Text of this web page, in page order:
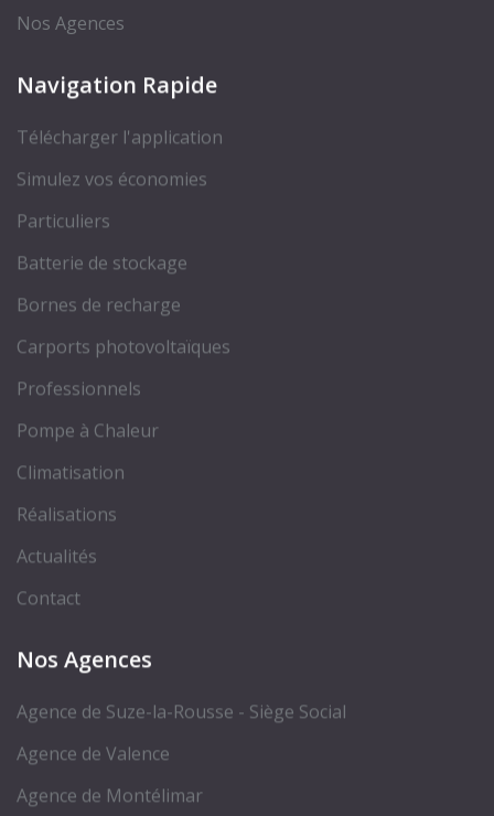
Nos Agences
Navigation Rapide
Télécharger l'application
Simulez vos économies
Particuliers
Batterie de stockage
Bornes de recharge
Carports photovoltaïques
Professionnels
Pompe à Chaleur
Climatisation
Réalisations
Actualités
Contact
Nos Agences
Agence de Suze-la-Rousse - Siège Social
Agence de Valence
Agence de Montélimar